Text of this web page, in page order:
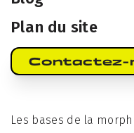
Plan du site
Contactez-
Les bases de la